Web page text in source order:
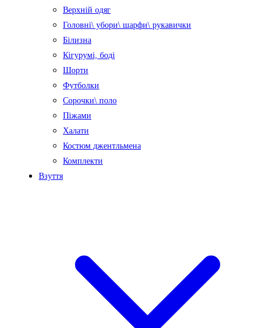
Верхній одяг
Головні\ убори\ шарфи\ рукавички
Білизна
Кігурумі, боді
Шорти
Футболки
Сорочки\ поло
Піжами
Халати
Костюм джентльмена
Комплекти
Взуття